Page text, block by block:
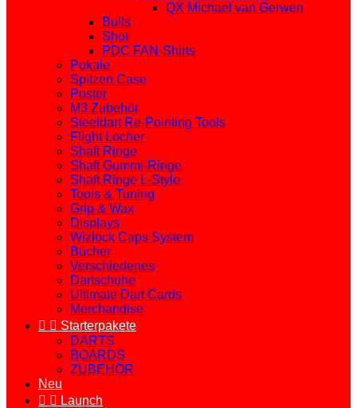
QX Michael van Gerwen
Bulls
Shot
PDC FAN-Shirts
Pokale
Spitzen Case
Poster
M3 Zubehör
Steeldart Re-Pointing Tools
Flight Locher
Shaft Ringe
Shaft Gummi-Ringe
Shaft Ringe L-Style
Tools & Tuning
Grip & Wax
Displays
Wizlock Caps System
Bücher
Verschiedenes
Dartschuhe
Ultimate Dart Cards
Merchandise
  Starterpakete
DARTS
BOARDS
ZUBEHÖR
Neu
  Launch